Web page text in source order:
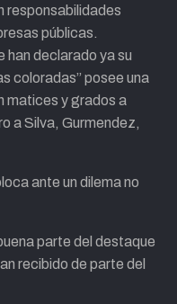
responsabilidades
públicas.
han declarado ya su
coloradas” posee una
matices y grados a
a Silva, Gurmendez,
ante un dilema no
parte del destaque
recibido de parte del